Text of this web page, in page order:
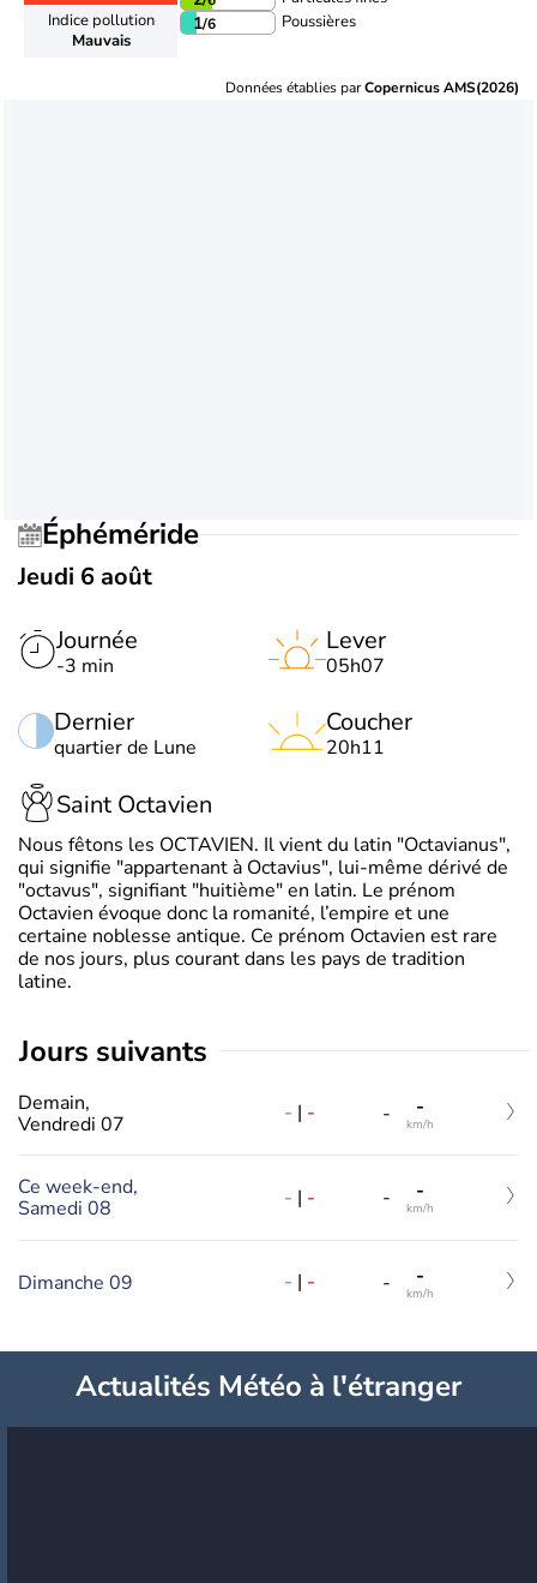
Indice pollution
Mauvais
1/6 Poussières
Données établies parCopernicus AMS(2026)
Éphéméride
Jeudi 6 août
Journée
-3 min
Dernier
quartier de Lune
Lever
05h07
Coucher
20h11
Saint Octavien
Nous fêtons les OCTAVIEN. Il vient du latin "Octavianus",
qui signifie "appartenant à Octavius", lui-même dérivé de
"octavus", signifiant "huitième" en latin. Le prénom
Octavien évoque donc la romanité, l’empire et une
certaine noblesse antique. Ce prénom Octavien est rare
de nos jours, plus courant dans les pays de tradition
latine.
jours suivants
Demain,
Vendredi 07
- | - - -
km/h
Ce week-end,
Samedi 08
- | - - -
km/h
Dimanche 09 - | - - -
km/h
Actualités Météo à l'étranger